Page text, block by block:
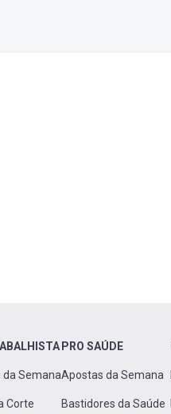
Semana
Corte
PRO SAÚDE
Apostas da Semana
Bastidores da Saúde